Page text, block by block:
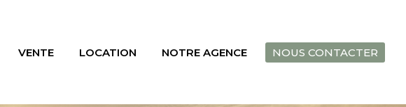
VENTE LOCATION NOTRE AGENCE NOUS CONTACTER